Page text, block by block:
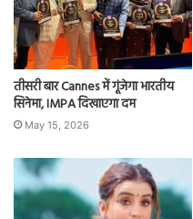
तीसरी बार Cannes में गूंजेगा भारतीय
सिनेमा, IMPA दिखाएगा दम
May 15, 2026